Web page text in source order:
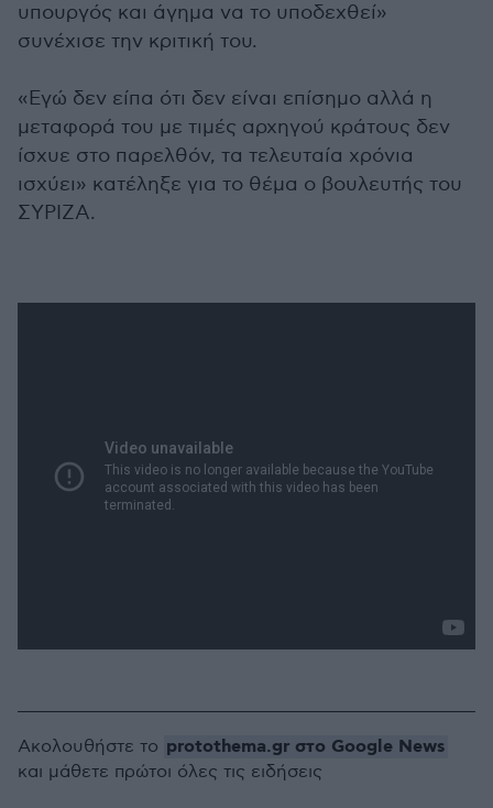
υπουργός και άγημα να το υποδεχθεί»
συνέχισε την κριτική του.
«Εγώ δεν είπα ότι δεν είναι επίσημο αλλά η
μεταφορά του με τιμές αρχηγού κράτους δεν
ίσχυε στο παρελθόν, τα τελευταία χρόνια
ισχύει» κατέληξε για το θέμα ο βουλευτής του
ΣΥΡΙΖΑ.
Ακολουθήστε το protothema.gr στο Google News
και μάθετε πρώτοι όλες τις ειδήσεις